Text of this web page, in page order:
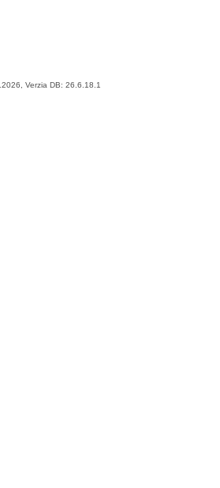
Verzia DB: 26.6.18.1